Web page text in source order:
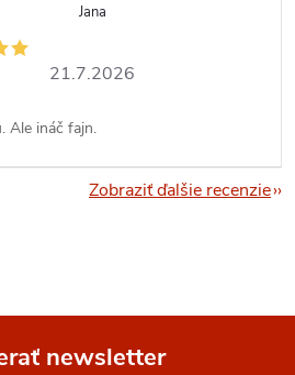
Jana
21.7.2026
Ale ináč fajn.
Zobraziť ďalšie recenzie
newsletter